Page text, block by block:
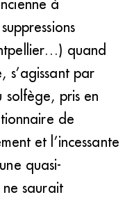
à
quand
s’agissant par
solfège, pris en
de
et l’incessante
quasi-
saurait